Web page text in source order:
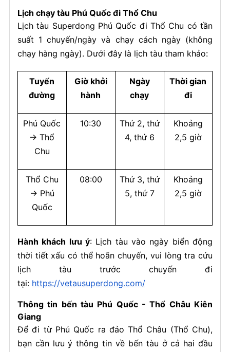
Lịch chạy tàu Phú Quốc đi Thổ Chu
Lịch tàu Superdong Phú Quốc đi Thổ Chu có tần
suất 1 chuyến/ngày và chạy cách ngày (không
chạy hàng ngày). Dưới đây là lịch tàu tham khảo:
Tuyến
đường
Giờ khởi
hành
Ngày
chạy
Thời gian
đi
Phú Quốc
→ Thổ
Chu
10:30
Thứ 2, thứ
4, thứ 6
Khoảng
2,5 giờ
Thổ Chu
→ Phú
Quốc
08:00
Thứ 3, thứ
5, thứ 7
Khoảng
2,5 giờ
Hành khách lưu ý: Lịch tàu vào ngày biển động
thời tiết xấu có thể hoãn chuyến, vui lòng tra cứu
lịch tàu trước chuyến đi
tại: https://vetausuperdong.com/
Thông tin bến tàu Phú Quốc - Thổ Châu Kiên
Giang
Để đi từ Phú Quốc ra đảo Thổ Châu (Thổ Chu),
bạn cần lưu ý thông tin về bến tàu ở cả hai đầu